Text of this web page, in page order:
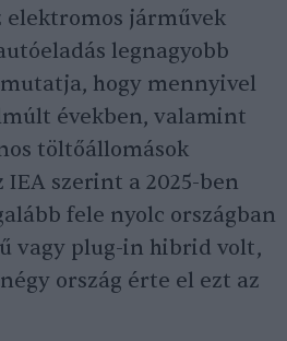
elektromos járművek
legnagyobb
hogy mennyivel
években, valamint
töltőállomások
szerint a 2025-ben
fele nyolc országban
vagy plug-in hibrid volt,
ország érte el ezt az